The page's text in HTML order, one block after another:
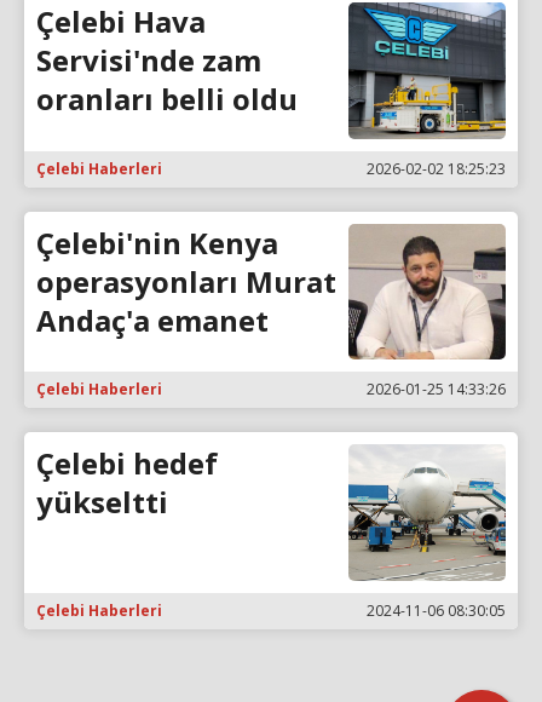
Çelebi Hava
Servisi'nde zam
oranları belli oldu
Çelebi Haberleri 2026-02-02 18:25:23
Çelebi'nin Kenya
operasyonları Murat
Andaç'a emanet
Çelebi Haberleri 2026-01-25 14:33:26
Çelebi hedef
yükseltti
Çelebi Haberleri 2024-11-06 08:30:05